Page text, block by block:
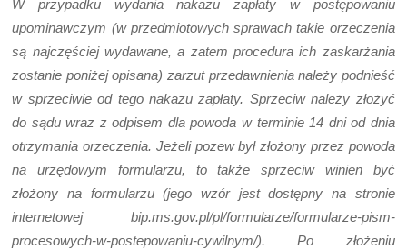
W przypadku wydania nakazu zapłaty w postępowaniu
upominawczym (w przedmiotowych sprawach takie orzeczenia
są najczęściej wydawane, a zatem procedura ich zaskarżania
zostanie poniżej opisana) zarzut przedawnienia należy podnieść
w sprzeciwie od tego nakazu zapłaty. Sprzeciw należy złożyć
do sądu wraz z odpisem dla powoda w terminie 14 dni od dnia
otrzymania orzeczenia. Jeżeli pozew był złożony przez powoda
na urzędowym formularzu, to także sprzeciw winien być
złożony na formularzu (jego wzór jest dostępny na stronie
internetowej bip.ms.gov.pl/pl/formularze/formularze-pism-
procesowych-w-postepowaniu-cywilnym/). Po złożeniu